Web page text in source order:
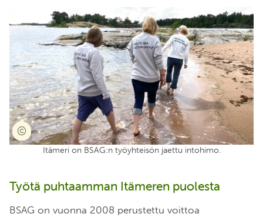
Itämeri on BSAG:n työyhteisön jaettu intohimo.
Työtä puhtaamman Itämeren puolesta
BSAG on vuonna 2008 perustettu voittoa